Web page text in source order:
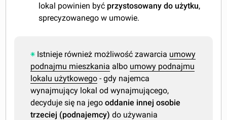
lokal powinien być przystosowany do użytku,
sprecyzowanego w umowie.
Istnieje również możliwość zawarcia umowy
podnajmu mieszkania albo umowy podnajmu
lokalu użytkowego - gdy najemca
wynajmujący lokal od wynajmującego,
decyduje się na jegooddanie innej osobie
trzeciej (podnajemcy) do używania